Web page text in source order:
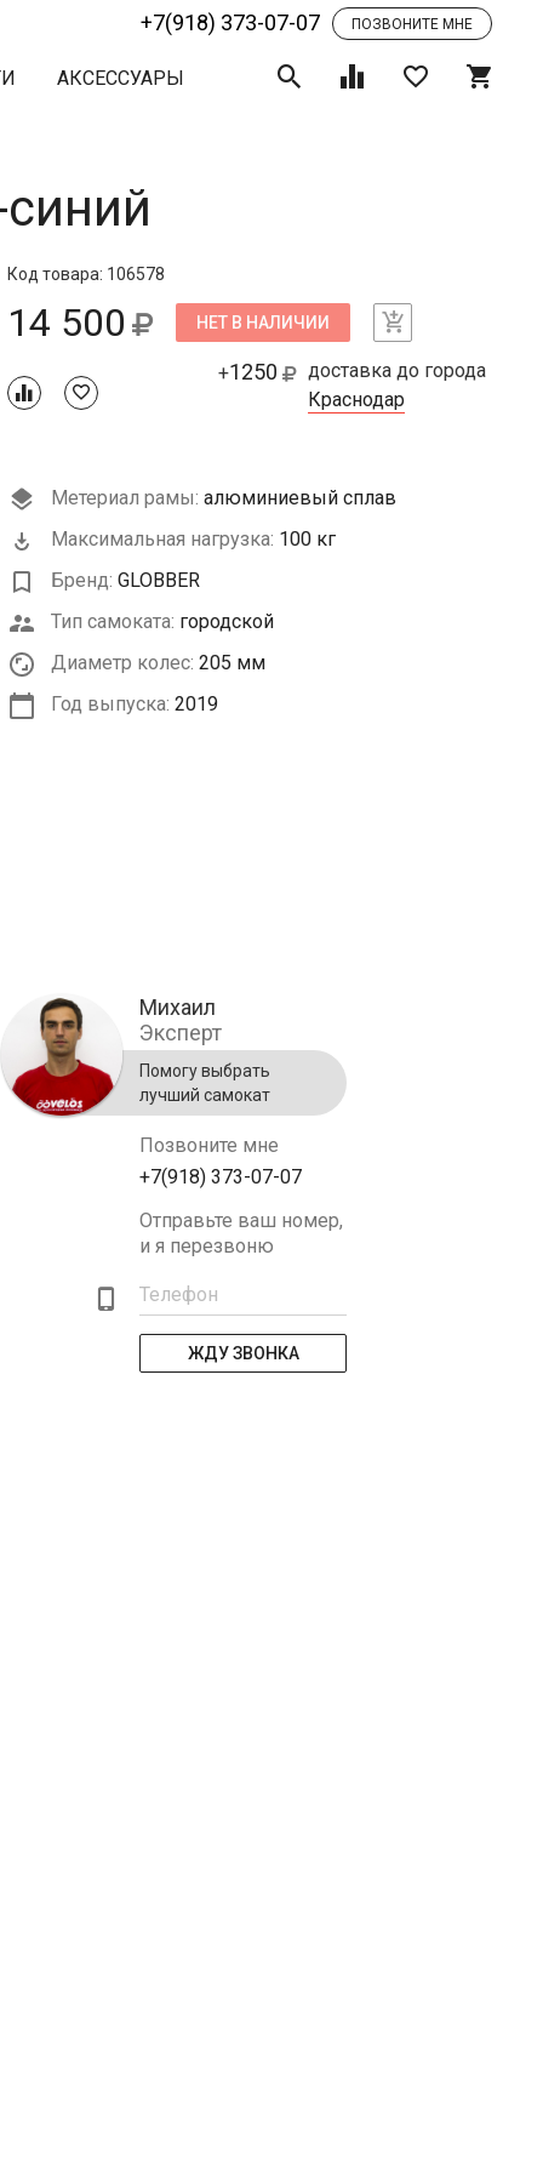
+7(918) 373-07-07 ПОЗВОНИТЕ МНЕ
АКСЕССУАРЫ
Код товара: 106578
14 500 НЕТ В НАЛИЧИИ
+1250
доставка до города
Краснодар
Метериал рамы: алюминиевый сплав
Максимальная нагрузка: 100 кг
Бренд: GLOBBER
Тип самоката: городской
Диаметр колес: 205 мм
Год выпуска: 2019
Михаил
Эксперт
Помогу выбрать
лучший самокат
Позвоните мне
+7(918) 373-07-07
Отправьте ваш номер,
и я перезвоню
Телефон
ЖДУ ЗВОНКА